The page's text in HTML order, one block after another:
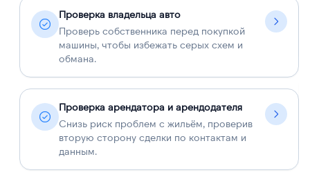
Проверка владельца авто
Проверь собственника перед покупкой
машины, чтобы избежать серых схем и
обмана.
Проверка арендатора и арендодателя
Снизь риск проблем с жильём, проверив
вторую сторону сделки по контактам и
данным.